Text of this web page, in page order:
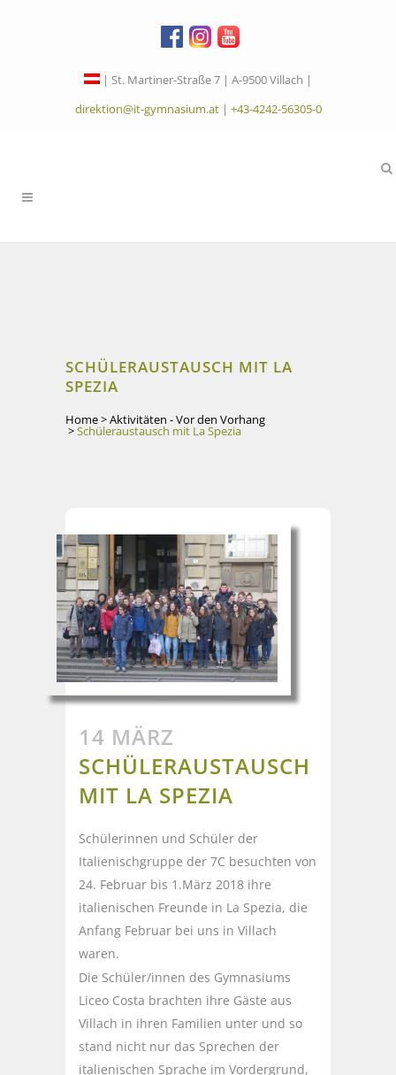
| St. Martiner-Straße 7 | A-9500 Villach |
direktion@it-gymnasium.at| +43-4242-56305-0
SCHÜLERAUSTAUSCH MIT LA
SPEZIA
Home>Aktivitäten - Vor den Vorhang
>Schüleraustausch mit La Spezia
14 MÄRZ
SCHÜLERAUSTAUSCH
MIT LA SPEZIA
Schülerinnen und Schüler der
Italienischgruppe der 7C besuchten von
24. Februar bis 1.März 2018 ihre
italienischen Freunde in La Spezia, die
Anfang Februar bei uns in Villach
waren.
Die Schüler/innen des Gymnasiums
Liceo Costa brachten ihre Gäste aus
Villach in ihren Familien unter und so
stand nicht nur das Sprechen der
italienischen Sprache im Vordergrund,